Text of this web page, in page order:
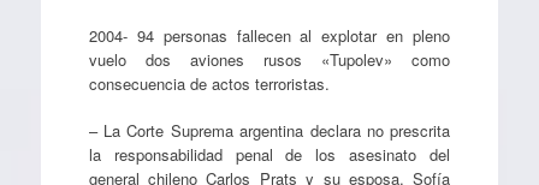
2004- 94 personas fallecen al explotar en pleno
vuelo dos aviones rusos «Tupolev» como
consecuencia de actos terroristas.
– La Corte Suprema argentina declara no prescrita
la responsabilidad penal de los asesinato del
general chileno Carlos Prats y su esposa, Sofía